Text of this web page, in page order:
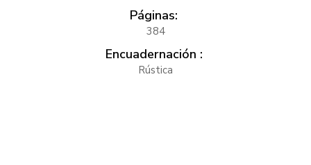
Páginas:
384
Encuadernación :
Rústica